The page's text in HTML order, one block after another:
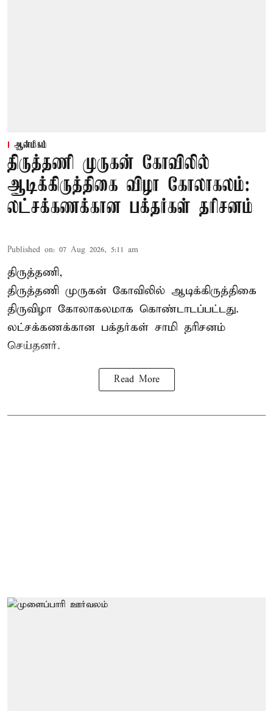
ஆன்மிகம்
திருத்தணி முருகன் கோவிலில்
ஆடிக்கிருத்திகை விழா கோலாகலம்:
லட்சக்கணக்கான பக்தர்கள் தரிசனம்
Published on: 07 Aug 2026, 5:11 am
திருத்தணி,
திருத்தணி முருகன் கோவிலில் ஆடிக்கிருத்திகை
திருவிழா கோலாகலமாக கொண்டாடப்பட்டது.
லட்சக்கணக்கான பக்தர்கள் சாமி தரிசனம்
செய்தனர்.
Read More